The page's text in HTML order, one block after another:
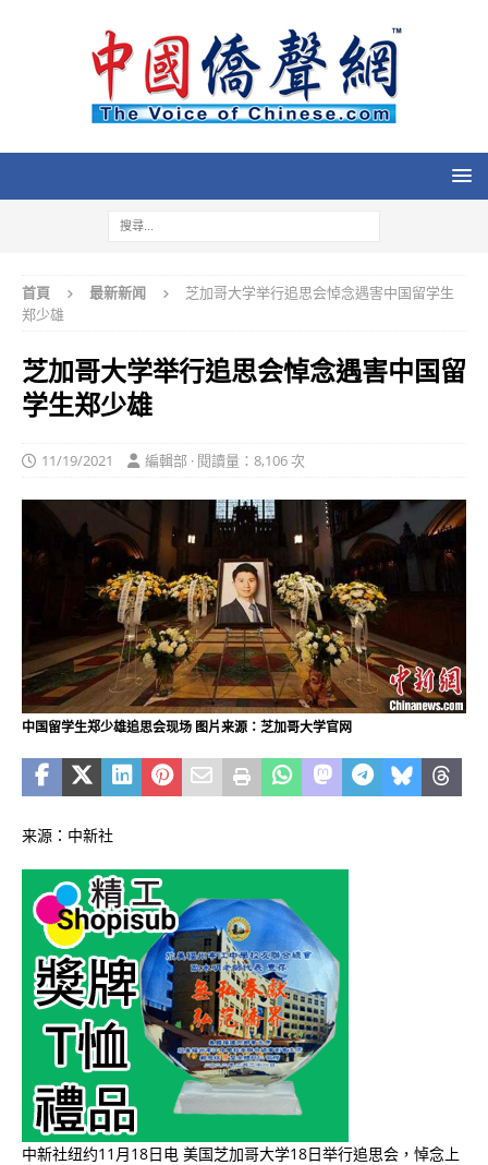
首頁 最新新闻
芝加哥大学举行追思会悼念遇害中国留学生
郑少雄
芝加哥大学举行追思会悼念遇害中国留
学生郑少雄
11/19/2021 編輯部 · 閱讀量：8,106 次
中国留学生郑少雄追思会现场 图片来源：芝加哥大学官网
来源：中新社
中新社纽约11月18日电 美国芝加哥大学18日举行追思会，悼念上